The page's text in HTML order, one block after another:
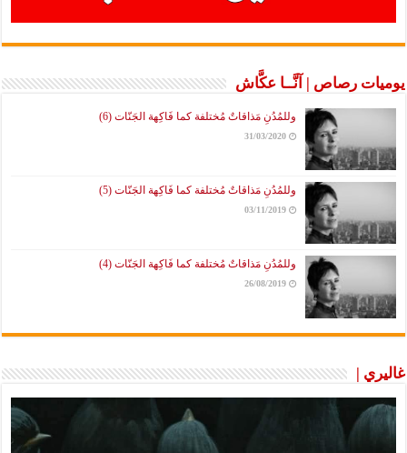
يوميات رصاص | آنَّــا عكَّاش
وللمُدُنِ مَذاقاتٌ مُختلفة كما فَاكِهة الجَنّات (6)
31/03/2020
وللمُدُنِ مَذاقاتٌ مُختلفة كما فَاكِهة الجَنّات (5)
03/11/2019
وللمُدُنِ مَذاقاتٌ مُختلفة كما فَاكِهة الجَنّات (4)
26/08/2019
غاليري |